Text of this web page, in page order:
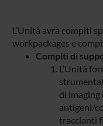
L’Unità avrà compiti
workpackages e
Compiti di
L’Unità
di
antigeni/
traccianti